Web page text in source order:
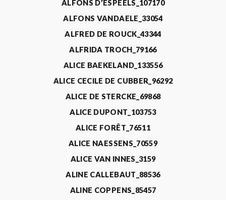
ALFONS D’ESPEELS_107170
ALFONS VANDAELE_33054
ALFRED DE ROUCK_43344
ALFRIDA TROCH_79166
ALICE BAEKELAND_133556
ALICE CECILE DE CUBBER_96292
ALICE DE STERCKE_69868
ALICE DUPONT_103753
ALICE FORÊT_76511
ALICE NAESSENS_70559
ALICE VAN INNES_3159
ALINE CALLEBAUT_88536
ALINE COPPENS_85457